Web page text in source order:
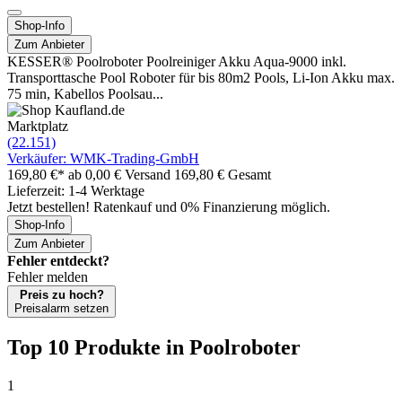
Shop-Info
Zum Anbieter
KESSER® Poolroboter Poolreiniger Akku Aqua-9000 inkl.
Transporttasche Pool Roboter für bis 80m2 Pools, Li-Ion Akku max.
75 min, Kabellos Poolsau...
Marktplatz
(22.151)
Verkäufer: WMK-Trading-GmbH
169,80 €* ab 0,00 € Versand 169,80 € Gesamt
Lieferzeit: 1-4 Werktage
Jetzt bestellen! Ratenkauf und 0% Finanzierung möglich.
Shop-Info
Zum Anbieter
Fehler entdeckt?
Fehler melden
Preis zu hoch?
Preisalarm setzen
Top 10 Produkte in Poolroboter
1